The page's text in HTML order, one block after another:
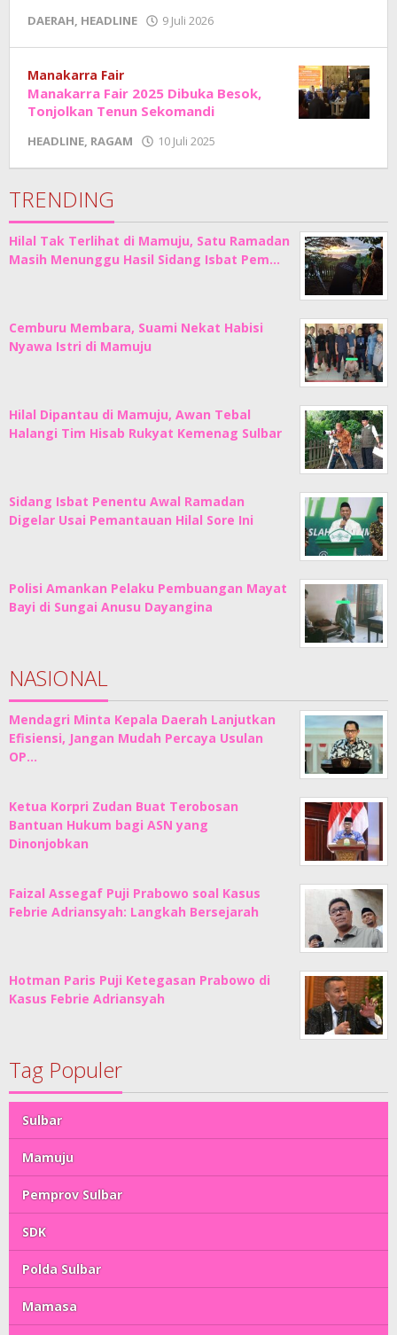
DAERAH, HEADLINE 9 Juli 2026
Junaedi
Manakarra Fair
Manakarra Fair 2025 Dibuka Besok,
Tonjolkan Tenun Sekomandi
HEADLINE, RAGAM 10 Juli 2025
Junaedi
TRENDING
Hilal Tak Terlihat di Mamuju, Satu Ramadan
Masih Menunggu Hasil Sidang Isbat Pem…
Cemburu Membara, Suami Nekat Habisi
Nyawa Istri di Mamuju
Hilal Dipantau di Mamuju, Awan Tebal
Halangi Tim Hisab Rukyat Kemenag Sulbar
Sidang Isbat Penentu Awal Ramadan
Digelar Usai Pemantauan Hilal Sore Ini
Polisi Amankan Pelaku Pembuangan Mayat
Bayi di Sungai Anusu Dayangina
NASIONAL
Mendagri Minta Kepala Daerah Lanjutkan
Efisiensi, Jangan Mudah Percaya Usulan
OP…
Ketua Korpri Zudan Buat Terobosan
Bantuan Hukum bagi ASN yang
Dinonjobkan
Faizal Assegaf Puji Prabowo soal Kasus
Febrie Adriansyah: Langkah Bersejarah
Hotman Paris Puji Ketegasan Prabowo di
Kasus Febrie Adriansyah
Tag Populer
Sulbar
Mamuju
Pemprov Sulbar
SDK
Polda Sulbar
Mamasa